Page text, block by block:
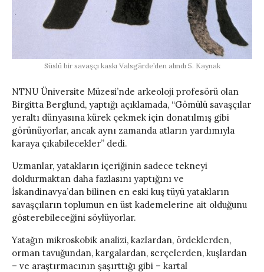
Süslü bir savaşçı kaskı Valsgärde’den alındı ​​5. Kaynak
NTNU Üniversite Müzesi’nde arkeoloji profesörü olan
Birgitta Berglund, yaptığı açıklamada, “Gömülü savaşçılar
yeraltı dünyasına kürek çekmek için donatılmış gibi
görünüyorlar, ancak aynı zamanda atların yardımıyla
karaya çıkabilecekler” dedi.
Uzmanlar, yatakların içeriğinin sadece tekneyi
doldurmaktan daha fazlasını yaptığını ve
İskandinavya’dan bilinen en eski kuş tüyü yatakların
savaşçıların toplumun en üst kademelerine ait olduğunu
gösterebileceğini söylüyorlar.
Yatağın mikroskobik analizi, kazlardan, ördeklerden,
orman tavuğundan, kargalardan, serçelerden, kuşlardan
– ve araştırmacının şaşırttığı gibi – kartal